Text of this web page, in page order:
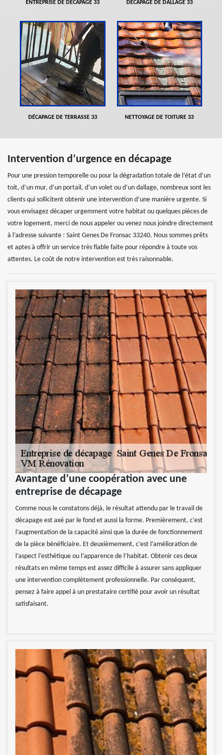
ENTREPRISE DE DÉCAPAGE 33 DÉCAPAGE DE DALLAGE 33
DÉCAPAGE DE TERRASSE 33 NETTOYAGE DE TOITURE 33
Intervention d’urgence en décapage
Pour une pression temporelle ou pour la dégradation totale de l’état d’un
toit, d’un mur, d’un portail, d’un volet ou d’un dallage, nombreux sont les
clients qui sollicitent obtenir une intervention d’une manière urgente. Si
vous envisagez décaper urgemment votre habitat ou quelques pièces de
votre logement, merci de nous appeler ou venez nous joindre directement
à l’adresse suivante : Saint Genes De Fronsac 33240. Nous sommes prêts
et aptes à offrir un service très fiable faite pour répondre à toute vos
attentes. Le coût de notre intervention est très raisonnable.
Avantage d’une coopération avec une
entreprise de décapage
Comme nous le constatons déjà, le résultat attendu par le travail de
décapage est axé par le fond et aussi la forme. Premièrement, c’est
l’augmentation de la capacité ainsi que la durée de fonctionnement
de la pièce bénéficiaire. Et deuxièmement, c’est l’amélioration de
l’aspect l’esthétique ou l’apparence de l’habitat. Obtenir ces deux
résultats en même temps est assez difficile à assurer sans appliquer
une intervention complètement professionnelle. Par conséquent,
pensez à faire appel à un prestataire certifié pour avoir un résultat
satisfaisant.